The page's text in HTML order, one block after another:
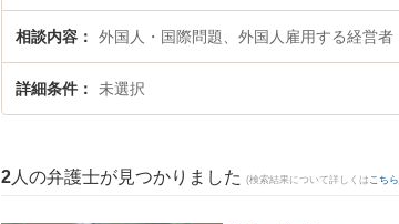
相談内容 外国人・国際問題、外国人雇用する経営者
詳細条件 未選択
2 人の弁護士が見つかりました (検索結果について詳しくは こちら